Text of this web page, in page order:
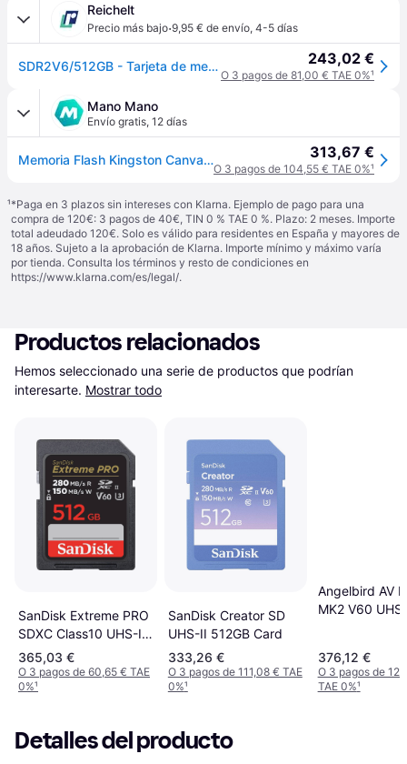
Reichelt
Precio más bajo·9,95 € de envío, 4-5 días
SDR2V6/512GB - Tarjeta de memoria SDXC, 512GB SDXC Canvas React Plus 243,02 €
O 3 pagos de 81,00 € TAE 0%¹
Mano Mano
Envío gratis, 12 días
Memoria Flash Kingston Canvas React Plus, 512gb, Sd Uhs-ii Clase 10 313,67 €
O 3 pagos de 104,55 € TAE 0%¹
¹*Paga en 3 plazos sin intereses con Klarna. Ejemplo de pago para una
compra de 120€: 3 pagos de 40€, TIN 0 % TAE 0 %. Plazo: 2 meses. Importe
total adeudado 120€. Solo es válido para residentes en España y mayores de
18 años. Sujeto a la aprobación de Klarna. Importe mínimo y máximo varía
por tienda. Consulta los términos y resto de condiciones en
https://www.klarna.com/es/legal/.
Productos relacionados
Hemos seleccionado una serie de productos que podrían
interesarte. Mostrar todo
SanDisk Extreme PRO
SDXC Class10 UHS-II
V60 U3 ​​280/150MB/s
512GB
365,03 €
O 3 pagos de 60,65 € TAE
0%¹
SanDisk Creator SD
UHS-II 512GB Card
333,26 €
O 3 pagos de 111,08 € TAE
0%¹
Angelbird AV
MK2 V60
376,12 €
O 3 pagos de
TAE 0%¹
Detalles del producto